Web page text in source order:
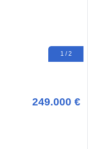
1 / 2
249.000 €